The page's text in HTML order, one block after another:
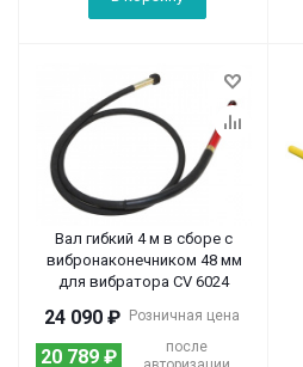
Вал гибкий 4 м в сборе с
вибронаконечником 48 мм
для вибратора CV 6024
Розничная цена
24 090 ₽
после
20 789 ₽